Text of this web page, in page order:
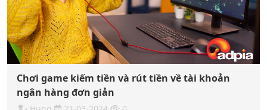
Chơi game kiếm tiền và rút tiền về tài khoản
ngân hàng đơn giản